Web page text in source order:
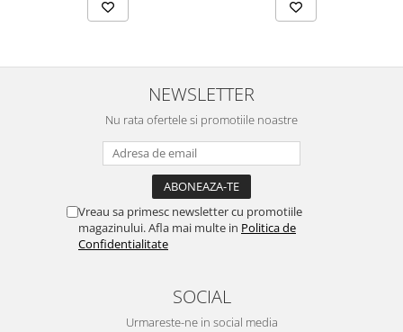
NEWSLETTER
Nu rata ofertele si promotiile noastre
Vreau sa primesc newsletter cu promotiile
magazinului. Afla mai multe in Politica de
Confidentialitate
SOCIAL
Urmareste-ne in social media